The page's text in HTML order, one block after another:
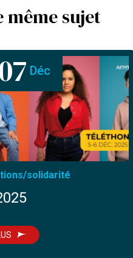
même sujet
Déc
/solidarité